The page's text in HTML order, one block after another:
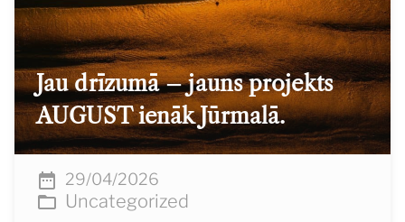
Jau drīzumā – jauns projekts
AUGUST ienāk Jūrmalā.
29/04/2026
Uncategorized